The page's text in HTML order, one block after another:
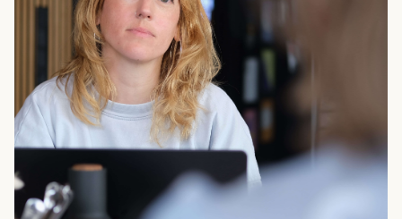
dazu austauschen.
Name *
Firmenname*